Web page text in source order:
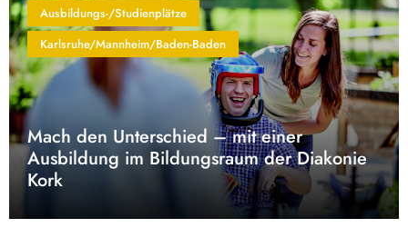
Ausbildungs-/Studienplätze
Karlsruhe/Mannheim/Baden-Baden
Mach den Unterschied – mit einer
Ausbildung im Bildungsraum der Diakonie
Kork